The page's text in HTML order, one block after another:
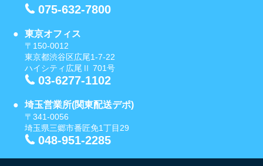
075-632-7800
東京オフィス
〒150-0012
東京都渋谷区広尾1-7-22
ハイシティ広尾Ⅱ 701号
03-6277-1102
埼玉営業所(関東配送デポ)
〒341-0056
埼玉県三郷市番匠免1丁目29
048-951-2285